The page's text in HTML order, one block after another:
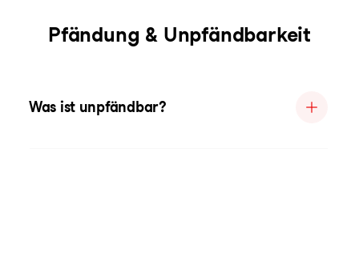
Pfändung & Unpfändbarkeit
Was ist unpfändbar?